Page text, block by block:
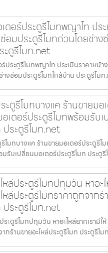
ตอร์ประตูรีโมทพญาไท ปร
อมประตูรีโมทด่วนโดยช่าง
ะตูรีโมท.net
ประตูรีโมทพญาไท ประเมินราคาหน้
างซ่อมประตูรีโมทใกล้บ้าน ประตูรีโม
ตูรีโมทบางแค ร้านขายมอ
เตอร์ประตูรีโมทพร้อมรับ
ประตูรีโมท.net
โมทบางแค ร้านขายมอเตอร์ประตูรีโ
รับเปลี่ยนมอเตอร์ประตูรีโมท ประตูรี
หล่ประตูรีโมทปทุมวัน หาอะ
หล่ประตูรีโมทราคาถูกจากร้
ประตูรีโมท.net
ระตูรีโมทปทุมวัน หาอะไหล่ยากเรามีใ
กร้านขายอะไหล่ประตูรีโมท ประตูรีโม